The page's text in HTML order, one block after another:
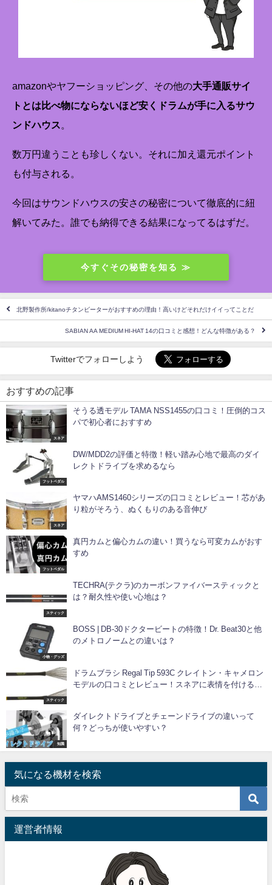
amazonやヤフーショッピング、その他の大手通販サイ
トとは比べ物にならないほど安くドラムが手に入るサウ
ンドハウス
数万円違うことも珍しくない。それに加え還元ポイント
も付与される。
今回はサウンドハウスの安さの秘密について徹底的に紐
解いてみた。誰でも納得できる結果になってるはずだ。
今すぐその秘密を知る ≫
北野製作所/kitanoチタンビーターがおすすめの理由！高いけどそれだけイイってことだ
SABIAN AA MEDIUM HI-HAT 14の口コミと感想！どんな特徴がある？
Twitterでフォローしよう
おすすめの記事
スネア
そうる透モデル TAMA NSS1455の口コミ！圧倒的コス
パで初心者におすすめ
フットペダル
DW/MDD2の評価と特徴！軽い踏み心地で最高のダイ
レクトドライブを求めるなら
スネア
ヤマハAMS1460シリーズの口コミとレビュー！芯があ
り粒がそろう、ぬくもりのある音伸び
フットペダル
真円カムと偏心カムの違い！買うなら可変カムがおす
すめ
スティック
TECHRA(テクラ)のカーボンファイバースティックと
は？耐久性や使い心地は？
小物・グッズ
BOSS | DB-30ドクタービートの特徴！Dr. Beat30と他
のメトロノームとの違いは？
スティック
ドラムブラシ Regal Tip 593C クレイトン・キャメロン
モデルの口コミとレビュー！スネアに表情を付けるな
知識
ダイレクトドライブとチェーンドライブの違いって
何？どっちが使いやすい？
気になる機材を検索
運営者情報